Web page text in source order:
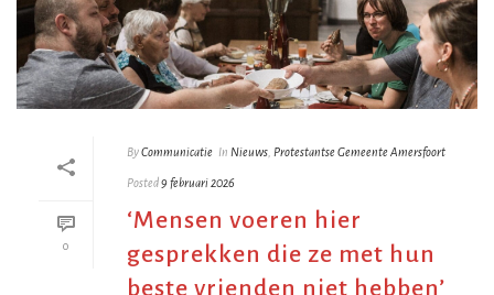
0
ByCommunicatie In Nieuws Protestantse Gemeente Amersfoort
Posted9 februari 2026
‘Mensen voeren hier
gesprekken die ze met hun
beste vrienden niet hebben’